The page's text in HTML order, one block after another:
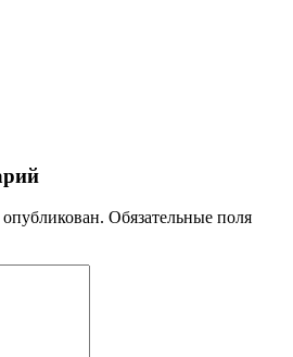
Обязательные поля